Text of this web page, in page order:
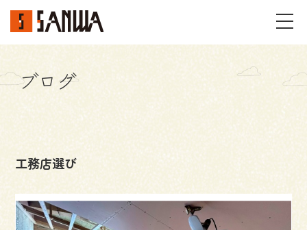
イベント・見学会
不動産情報
事例
施工事例 パーツギャラリー
ブログ
工務店選び